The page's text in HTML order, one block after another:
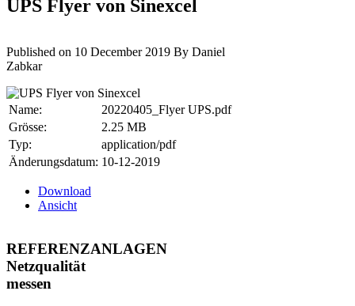
UPS Flyer von Sinexcel
Published on 10 December 2019 By Daniel
Zabkar
Name:
20220405_Flyer UPS.pdf
Grösse:
2.25 MB
Typ:
application/pdf
Änderungsdatum: 10-12-2019
Download
Ansicht
REFERENZANLAGEN
Netzqualität
messen